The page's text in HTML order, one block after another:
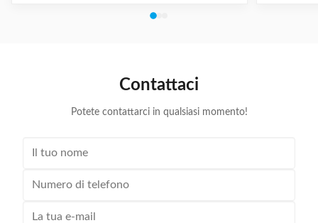
expanding blades is synchronous, no need two times
after expending. (1)
Contattaci
Potete contattarci in qualsiasi momento!